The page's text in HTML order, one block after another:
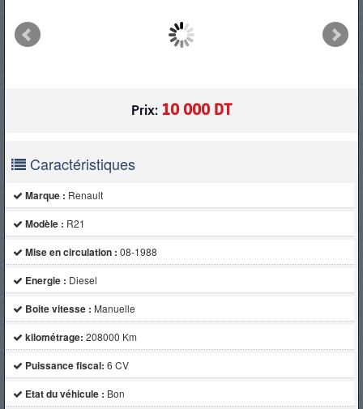
Prix: 10 000 DT
Caractéristiques
Marque : Renault
Modèle : R21
Mise en circulation : 08-1988
Energie : Diesel
Boite vitesse : Manuelle
kilométrage: 208000 Km
Puissance fiscal: 6 CV
Etat du véhicule : Bon
PNEUS